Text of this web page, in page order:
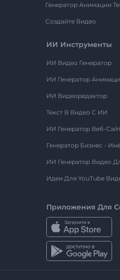
Генератор Анимации
Создайте Видео
ИИ Инструменты
ИИ Видео Генератор
ИИ Генератор
ИИ Видеоредактор
Текст В Видео С ИИ
ИИ Генератор Веб-
Генератор Бизнес -
ИИ Генератор Видео
Идеи Для YouTube
Приложения Для